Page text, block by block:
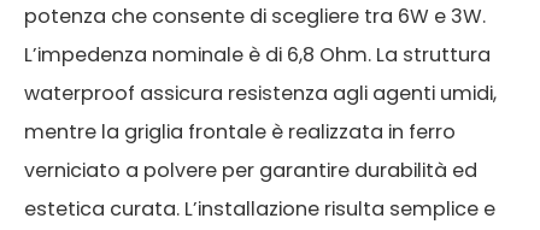
potenza che consente di scegliere tra 6W e 3W.
L’impedenza nominale è di 6,8 Ohm. La struttura
waterproof assicura resistenza agli agenti umidi,
mentre la griglia frontale è realizzata in ferro
verniciato a polvere per garantire durabilità ed
estetica curata. L’installazione risulta semplice e